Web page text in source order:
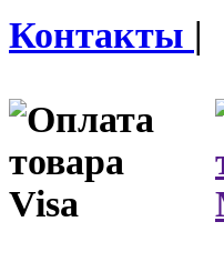
Контакты |